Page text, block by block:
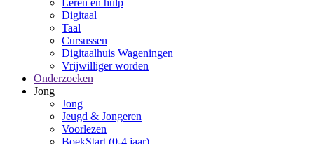
Leren en hulp
Digitaal
Taal
Cursussen
Digitaalhuis Wageningen
Vrijwilliger worden
Onderzoeken
Jong
Jong
Jeugd & Jongeren
Voorlezen
BoekStart (0-4 jaar)